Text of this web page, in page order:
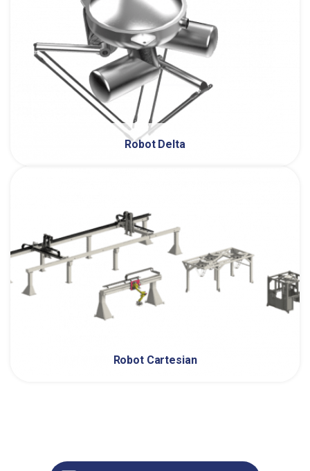
Robot Delta
Robot Cartesian